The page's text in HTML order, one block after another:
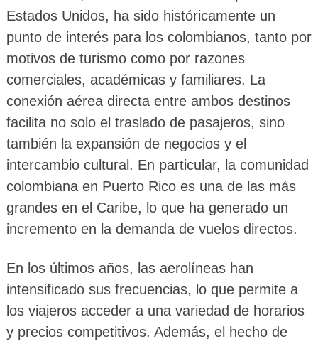
Estados Unidos, ha sido históricamente un
punto de interés para los colombianos, tanto por
motivos de turismo como por razones
comerciales, académicas y familiares. La
conexión aérea directa entre ambos destinos
facilita no solo el traslado de pasajeros, sino
también la expansión de negocios y el
intercambio cultural. En particular, la comunidad
colombiana en Puerto Rico es una de las más
grandes en el Caribe, lo que ha generado un
incremento en la demanda de vuelos directos.
En los últimos años, las aerolíneas han
intensificado sus frecuencias, lo que permite a
los viajeros acceder a una variedad de horarios
y precios competitivos. Además, el hecho de